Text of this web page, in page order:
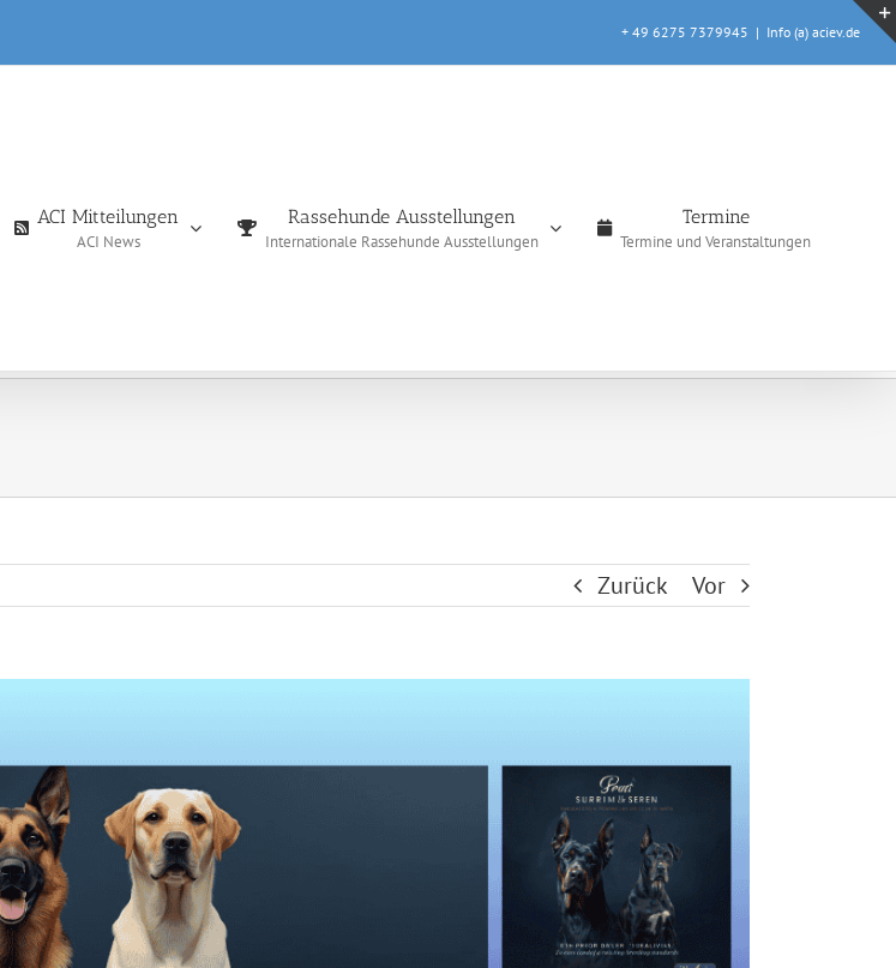
+ 49 6275 7379945 | Info (a) aciev.de
ACI Mitteilungen
ACI News
Rassehunde Ausstellungen
Internationale Rassehunde Ausstellungen
Termine
Termine und Veranstaltungen
Zurück Vor